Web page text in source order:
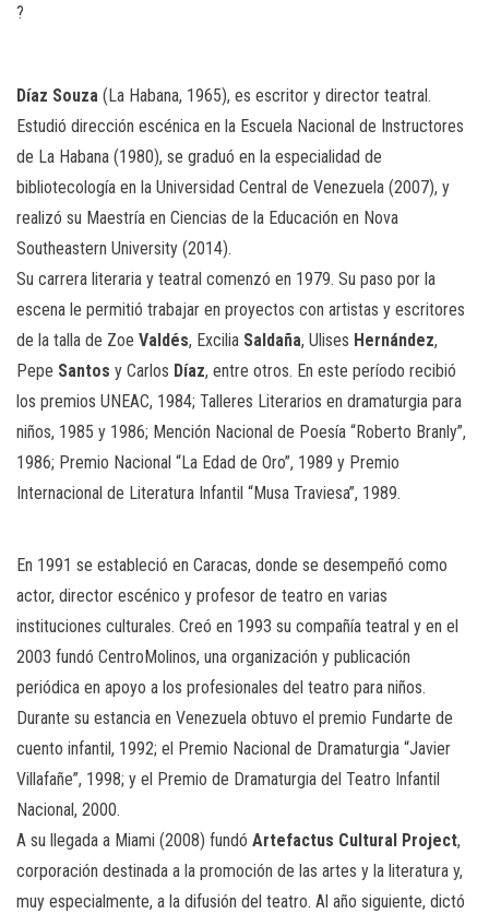
?
Díaz Souza (La Habana, 1965), es escritor y director teatral.
Estudió dirección escénica en la Escuela Nacional de Instructores
de La Habana (1980), se graduó en la especialidad de
bibliotecología en la Universidad Central de Venezuela (2007), y
realizó su Maestría en Ciencias de la Educación en Nova
Southeastern University (2014).
Su carrera literaria y teatral comenzó en 1979. Su paso por la
escena le permitió trabajar en proyectos con artistas y escritores
de la talla de Zoe Valdés, Excilia Saldaña, Ulises Hernández,
Pepe Santos y Carlos Díaz, entre otros. En este período recibió
los premios UNEAC, 1984; Talleres Literarios en dramaturgia para
niños, 1985 y 1986; Mención Nacional de Poesía “Roberto Branly”,
1986; Premio Nacional “La Edad de Oro”, 1989 y Premio
Internacional de Literatura Infantil “Musa Traviesa”, 1989.
En 1991 se estableció en Caracas, donde se desempeñó como
actor, director escénico y profesor de teatro en varias
instituciones culturales. Creó en 1993 su compañía teatral y en el
2003 fundó CentroMolinos, una organización y publicación
periódica en apoyo a los profesionales del teatro para niños.
Durante su estancia en Venezuela obtuvo el premio Fundarte de
cuento infantil, 1992; el Premio Nacional de Dramaturgia “Javier
Villafañe”, 1998; y el Premio de Dramaturgia del Teatro Infantil
Nacional, 2000.
A su llegada a Miami (2008) fundó Artefactus Cultural Project,
corporación destinada a la promoción de las artes y la literatura y,
muy especialmente, a la difusión del teatro. Al año siguiente, dictó